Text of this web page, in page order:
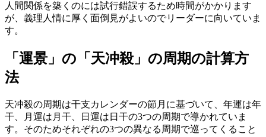
人間関係を築くのには試行錯誤するため時間がかかります
が、義理人情に厚く面倒見がよいのでリーダーに向いていま
す。
「運景」の「天冲殺」の周期の計算方
法
天冲殺の周期は干支カレンダーの節月に基づいて、年運は年
干、月運は月干、日運は日干の3つの周期で導かれていま
す。そのためそれぞれの3つの異なる周期で巡ってくること